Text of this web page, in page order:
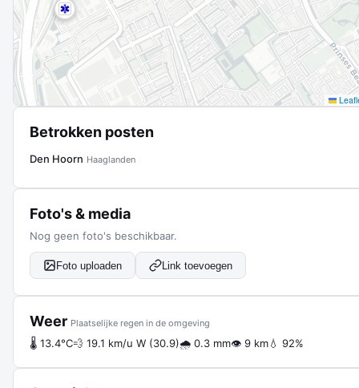
Betrokken posten
Den Hoorn Haaglanden
Foto's & media
Nog geen foto's beschikbaar.
Foto uploaden Link toevoegen
Weer Plaatselijke regen in de omgeving
🌡 13.4°C💨 19.1 km/u W (30.9)🌧 0.3 mm👁 9 km💧 92%